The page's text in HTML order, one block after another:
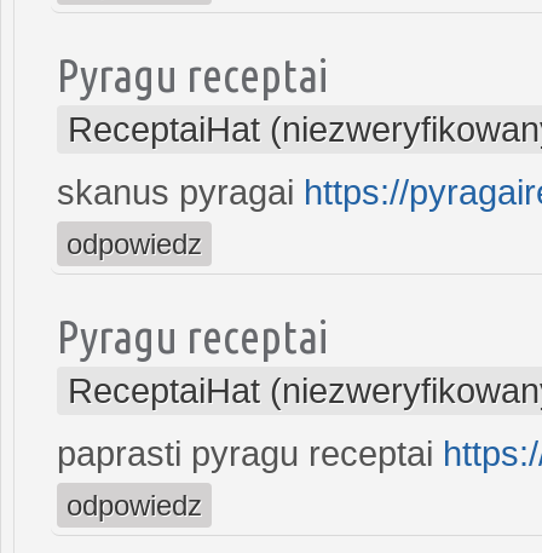
Pyragu receptai
ReceptaiHat
skanus pyragai https://
odpowiedz
Pyragu receptai
ReceptaiHat
paprasti pyragu receptai
odpowiedz